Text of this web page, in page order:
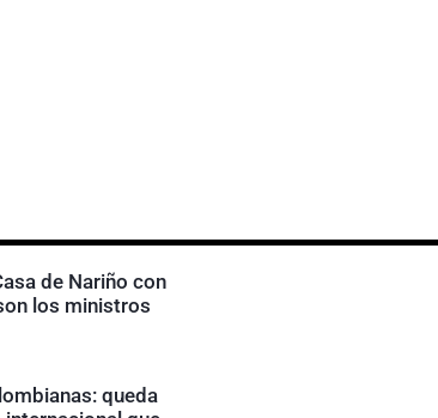
de Nariño con
los ministros
queda